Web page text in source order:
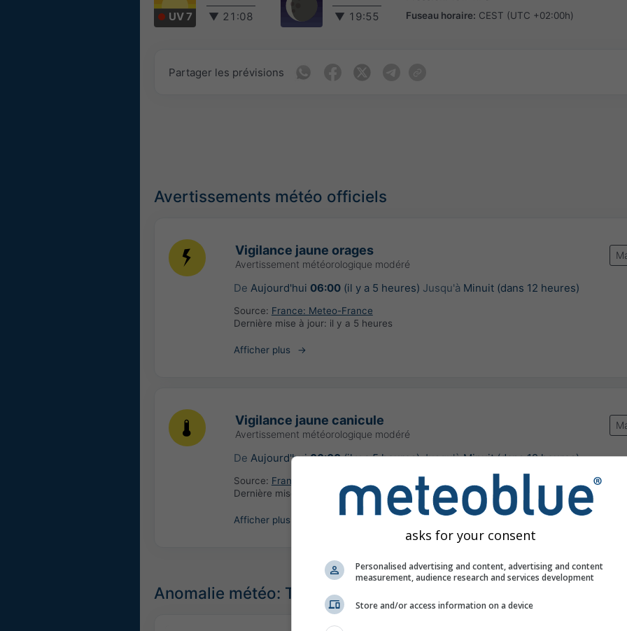
UV 7
▼ 21:08
▼ 19:55
Fuseau horaire: CEST (UTC +02:00h)
Partager les prévisions
Avertissements météo officiels
Vigilance jaune orages
Avertissement météorologique modéré
De Aujourd'hui 06:00(il y a 5 heures) Jusqu'à Minuit (dans 12 heures)
Source: France: Meteo-France
Dernière mise à jour: il y a 5 heures
Afficher plus
Vigilance jaune canicule
Avertissement météorologique modéré
De Aujourd'hui06:00(il y a 5 heures)Jusqu'àMinuit (dans 12 heures)
Source: France: Meteo-France
Dernière mise à jour:
il y a 5 heures
Afficher plus
Anomalie météo: Temps extrêmement chaud pour la saison
asks for your consent
Personalised advertising and content, advertising and content
measurement, audience research and services development
Store and/or access information on a device